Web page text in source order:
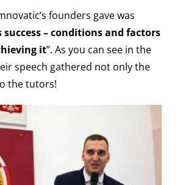
founders gave was
success – conditions and factors
it”. As you can see in the
speech gathered not only the
the tutors!